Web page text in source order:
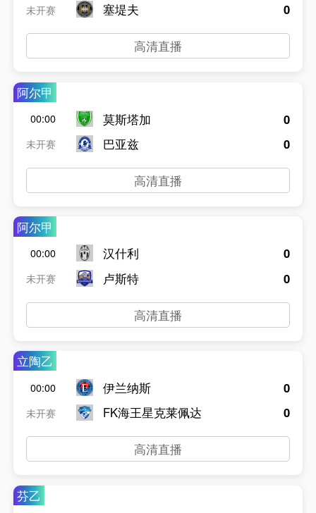
未开赛
塞堤夫
0
高清直播
阿尔甲
00:00
未开赛
莫斯塔加
巴亚兹
0
0
高清直播
阿尔甲
00:00
未开赛
汉什利
卢斯特
0
0
高清直播
立陶乙
00:00
未开赛
伊兰纳斯
FK海王星克莱佩达
0
0
高清直播
芬乙